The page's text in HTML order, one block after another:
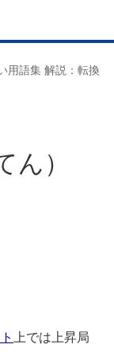
用語集 解説：転換
）
上では上昇局